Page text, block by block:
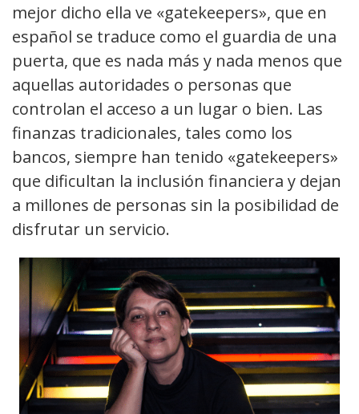
mejor dicho ella ve «gatekeepers», que en
español se traduce como el guardia de una
puerta, que es nada más y nada menos que
aquellas autoridades o personas que
controlan el acceso a un lugar o bien. Las
finanzas tradicionales, tales como los
bancos, siempre han tenido «gatekeepers»
que dificultan la inclusión financiera y dejan
a millones de personas sin la posibilidad de
disfrutar un servicio.